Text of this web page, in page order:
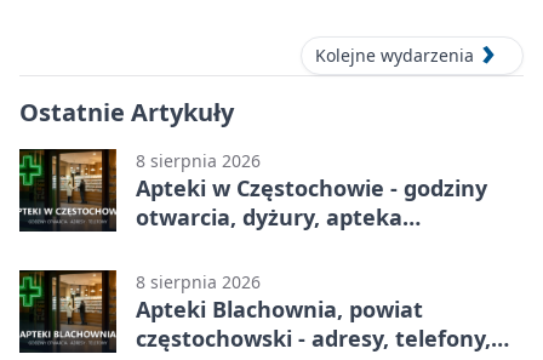
Kolejne wydarzenia
Ostatnie Artykuły
8 sierpnia 2026
Apteki w Częstochowie - godziny
otwarcia, dyżury, apteka
8 sierpnia 2026
Apteki Blachownia, powiat
częstochowski - adresy, telefony,